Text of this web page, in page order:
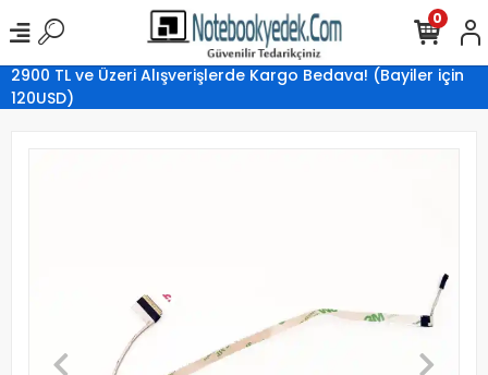
2900 TL ve Üzeri Alışverişlerde Kargo Bedava! (Bayiler için
120USD)
0